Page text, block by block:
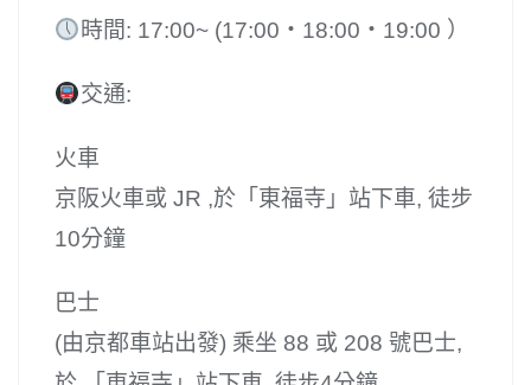
時間: 17:00~ (17:00・18:00・19:00 ）
交通:
火車
京阪火車或 JR ,於「東福寺」站下車, 徒步
10分鐘
巴士
(由京都車站出發) 乘坐 88 或 208 號巴士,